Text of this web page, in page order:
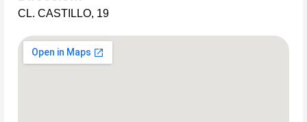
CL. CASTILLO, 19